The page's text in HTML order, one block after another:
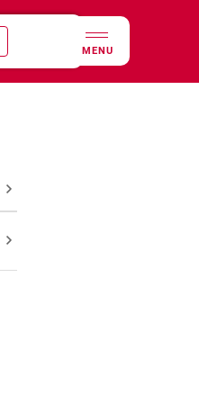
MENU